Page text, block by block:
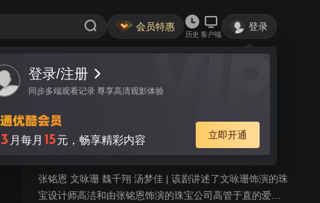
会员特惠
历史 客户端
登录
登录/注册
同步多端观看记录 尊享高清观影体验
3 月每月 15元，畅享精彩内容 立即开通
视频 讨论
只为遇见你 DVD版
张铭恩 文咏珊 魏千翔 汤梦佳 | 该剧讲述了文咏珊饰演的珠
宝设计师高洁和由张铭恩饰演的珠宝公司高管于直的爱情